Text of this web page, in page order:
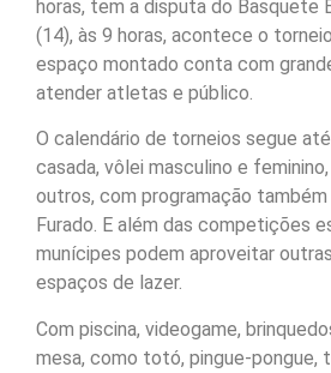
horas, tem a disputa do Basquete
(14), às 9 horas, acontece o
espaço montado conta com
atender atletas e público.
O calendário de torneios segue
casada, vôlei masculino e
outros, com programação também
Furado. E além das competições
munícipes podem aproveitar
espaços de lazer.
Com piscina, videogame,
mesa, como totó, pingue-pongue,